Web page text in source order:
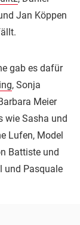
Jan Köppen
gab es dafür
, Sonja
Meier
wie Sasha und
Lufen, Model
Battiste und
und Pasquale